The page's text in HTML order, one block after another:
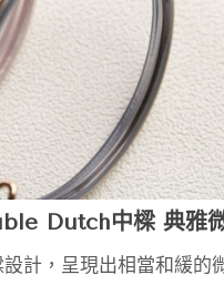
Dutch中樑 典雅
計，呈現出相當和緩的